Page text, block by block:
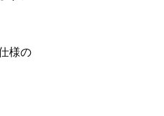
様の